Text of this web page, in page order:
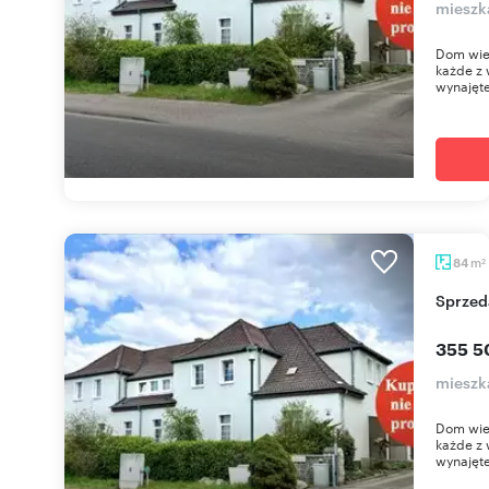
Dom
każde z
84 m2
355
Dom
każde z